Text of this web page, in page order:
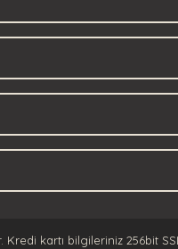
Kredi kartı bilgileriniz 256bit